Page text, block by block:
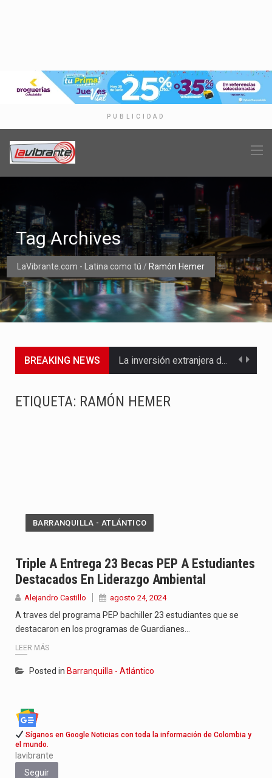
PUBLICIDAD
LaVibrante.com - Latina como tú / Ramón Hemer
Tag Archives
BREAKING NEWS La inversión extranjera directa en Colombia comenzó a dar señales…
Jhon Arias continúa consolidándose como una de las grandes figuras…
La investigación por la muerte de Kevin Arley Acosta Pico,…
ETIQUETA: RAMÓN HEMER
BARRANQUILLA - ATLÁNTICO
Triple A Entrega 23 Becas PEP A Estudiantes
Destacados En Liderazgo Ambiental
Alejandro Castillo agosto 24, 2024
A traves del programa PEP bachiller 23 estudiantes que se
destacaron en los programas de Guardianes…
LEER MÁS
Posted in Barranquilla - Atlántico
Síganos en Google Noticias con toda la información de Colombia y
el mundo.
lavibrante
Seguir